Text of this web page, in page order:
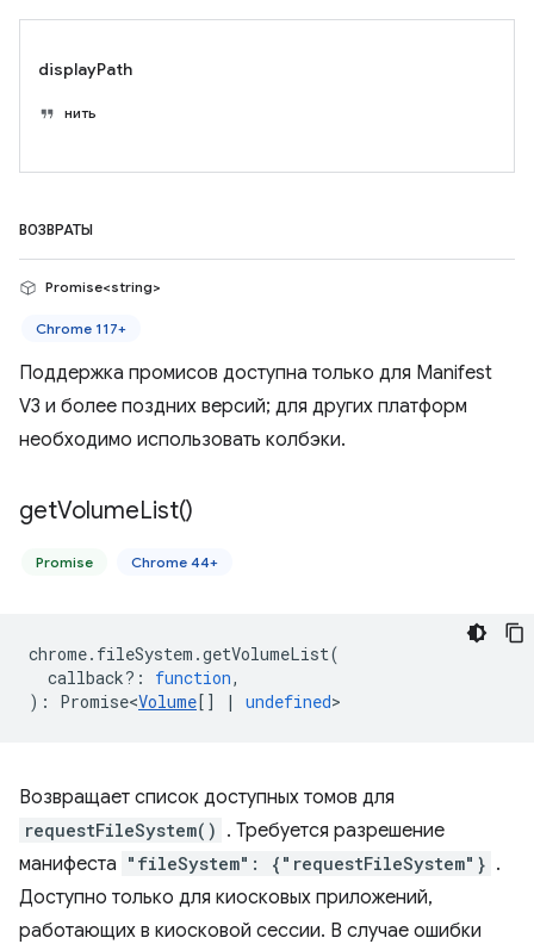
displayPath
нить
ВОЗВРАТЫ
Promise<string>
Chrome 117+
Поддержка промисов доступна только для Manifest
V3 и более поздних версий; для других платформ
необходимо использовать колбэки.
getVolumeList()
Promise Chrome 44+
chrome. fileSystem .getVolumeList(
callback? : function,
) : Promise<Volume[] | undefined>
Возвращает список доступных томов для
requestFileSystem() . Требуется разрешение
манифеста "fileSystem": {"requestFileSystem"} .
Доступно только для киосковых приложений,
работающих в киосковой сессии. В случае ошибки